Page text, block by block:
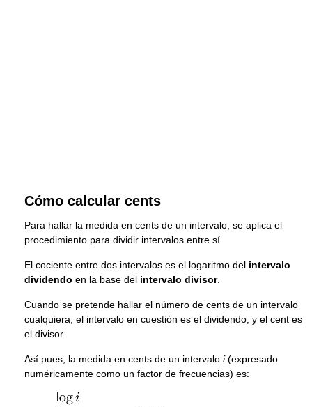
Cómo calcular cents
Para hallar la medida en cents de un intervalo, se aplica el
procedimiento para dividir intervalos entre sí.
El cociente entre dos intervalos es el logaritmo del intervalo
dividendo en la base del intervalo divisor.
Cuando se pretende hallar el número de cents de un intervalo
cualquiera, el intervalo en cuestión es el dividendo, y el cent es
el divisor.
Así pues, la medida en cents de un intervalo i(expresado
numéricamente como un factor de frecuencias) es: